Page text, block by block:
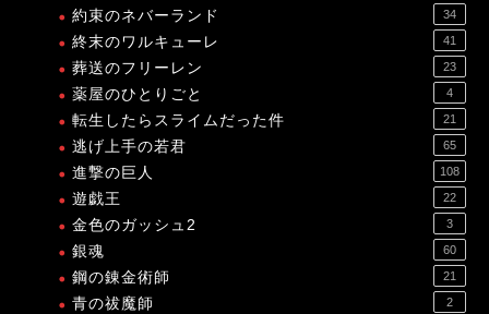
約束のネバーランド 34
終末のワルキューレ 41
葬送のフリーレン 23
薬屋のひとりごと 4
転生したらスライムだった件 21
逃げ上手の若君 65
進撃の巨人 108
遊戯王 22
金色のガッシュ2 3
銀魂 60
鋼の錬金術師 21
青の祓魔師 2